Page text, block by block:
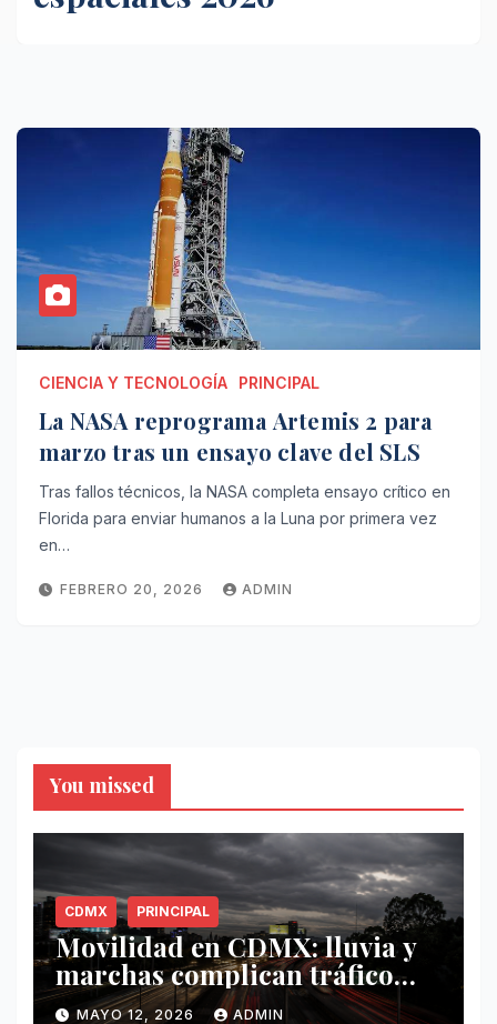
CIENCIA Y TECNOLOGÍA PRINCIPAL
La NASA reprograma Artemis 2 para
marzo tras un ensayo clave del SLS
Tras fallos técnicos, la NASA completa ensayo crítico en
Florida para enviar humanos a la Luna por primera vez
en…
FEBRERO 20, 2026 ADMIN
You missed
CDMX PRINCIPAL
Movilidad en CDMX: lluvia y
marchas complican tráfico
este 12 de mayo
MAYO 12, 2026 ADMIN